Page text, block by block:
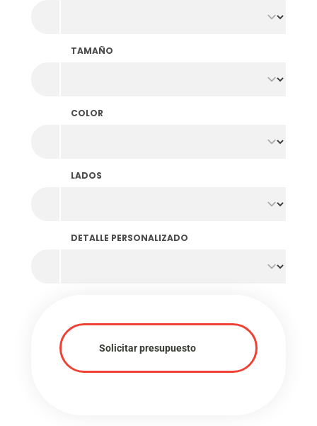
TAMAÑO
COLOR
LADOS
DETALLE PERSONALIZADO
Solicitar presupuesto